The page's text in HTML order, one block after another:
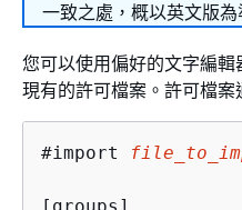
一致之處，概以英文版為
您可以使用偏好的文字編
現有的許可檔案。許可檔案
#import